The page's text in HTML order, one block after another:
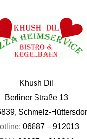
Khush Dil
Berliner Straße 13
Schmelz-
06887 – 912013